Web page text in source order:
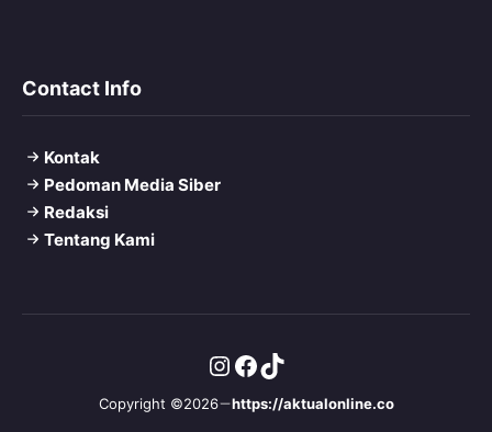
Contact Info
Kontak
Pedoman Media Siber
Redaksi
Tentang Kami
Copyright ©2026 https://aktualonline.co
Instagram
Facebook
TikTok